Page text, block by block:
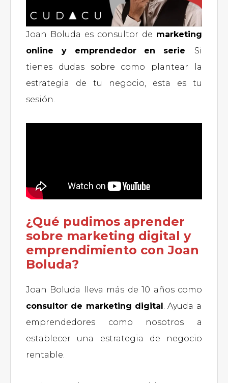
Joan Boluda es consultor de marketing
online y emprendedor en serie. Si
tienes dudas sobre como plantear la
estrategia de tu negocio, esta es tu
sesión.
¿Qué pudimos aprender
sobre marketing digital y
emprendimiento con Joan
Boluda?
Joan Boluda lleva más de 10 años como
consultor de marketing digital. Ayuda a
emprendedores como nosotros a
establecer una estrategia de negocio
rentable.